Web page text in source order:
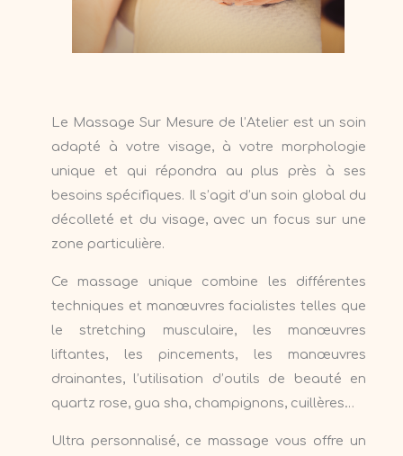
Le Massage Sur Mesure de l’Atelier est un soin
adapté à votre visage, à votre morphologie
unique et qui répondra au plus près à ses
besoins spécifiques. Il s’agit d’un soin global du
décolleté et du visage, avec un focus sur une
zone particulière.
Ce massage unique combine les différentes
techniques et manœuvres facialistes telles que
le stretching musculaire, les manœuvres
liftantes, les pincements, les manœuvres
drainantes, l’utilisation d’outils de beauté en
quartz rose, gua sha, champignons, cuillères…
Ultra personnalisé, ce massage vous offre un